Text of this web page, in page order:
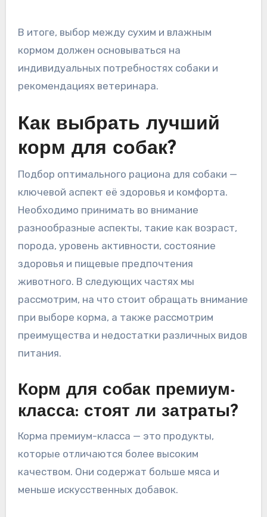
В итоге, выбор между сухим и влажным
кормом должен основываться на
индивидуальных потребностях собаки и
рекомендациях ветеринара.
Как выбрать лучший
корм для собак?
Подбор оптимального рациона для собаки —
ключевой аспект её здоровья и комфорта.
Необходимо принимать во внимание
разнообразные аспекты, такие как возраст,
порода, уровень активности, состояние
здоровья и пищевые предпочтения
животного. В следующих частях мы
рассмотрим, на что стоит обращать внимание
при выборе корма, а также рассмотрим
преимущества и недостатки различных видов
питания.
Корм для собак премиум-
класса: стоят ли затраты?
Корма премиум-класса — это продукты,
которые отличаются более высоким
качеством. Они содержат больше мяса и
меньше искусственных добавок.